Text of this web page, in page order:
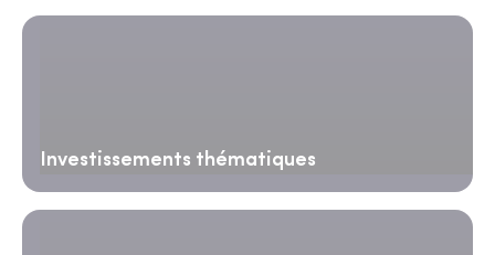
Investissements thématiques